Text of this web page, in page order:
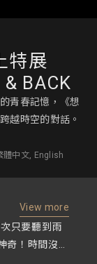
特展
BACK
青春記憶，《想
越時空的對話。
體中文, English
View more
只要聽到雨
奇！時間沒有